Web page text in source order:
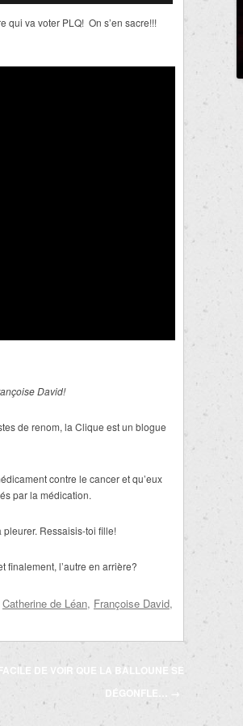
qui va voter PLQ! On s’en sacre!!!
David!
de renom, la Clique est un blogue
contre le cancer et qu’eux
par la médication.
Ressaisis-toi fille!
finalement, l’autre en arrière?
Catherine de Léan, Françoise David,
DE VOIR QUE LA BALLOUNE SE
DÉGONFLE…
→